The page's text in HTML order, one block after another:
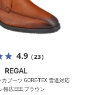
4.9（23）
REGAL
ブーツ GORE-TEX 雪道対応
幅広EEE ブラウン